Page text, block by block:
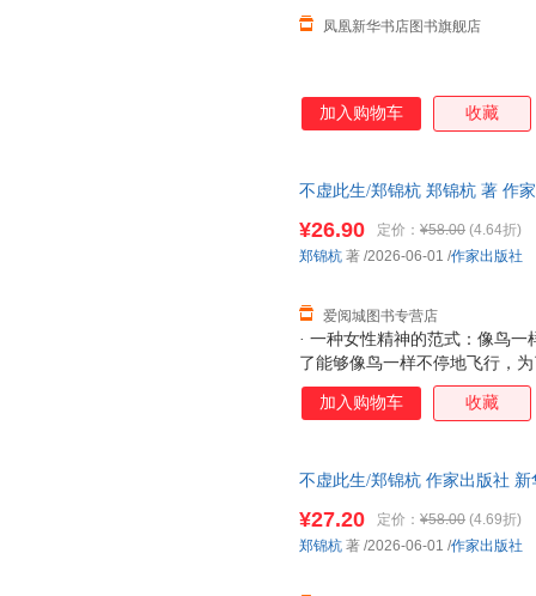
凤凰新华书店图书旗舰店
加入购物车 收藏
不虚此生/郑锦杭 郑锦杭 著 作
· 一种女性精神的范式：像鸟
了能够像鸟一样不停地飞行，
注一掷，不权宜，不依附，不
穷水尽的孤独中找回丢失的才
知识女性的精神突围，抵达了
育要能够带领学生挑战对对哲
宙以及信仰的思考。”“教育只
¥26.90 定价： ¥58.00 (4.64折)
爱阅城图书专营店
郑锦杭 著 /2026-06-01 /作家出版社
加入购物车 收藏
不虚此生/郑锦杭 作家出版社
¥27.20 定价： ¥58.00 (4.69折)
郑锦杭 著 /2026-06-01 /作家出版社